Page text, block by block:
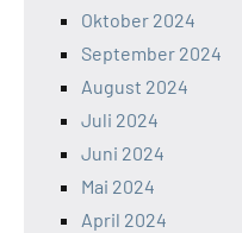
Oktober 2024
September 2024
August 2024
Juli 2024
Juni 2024
Mai 2024
April 2024